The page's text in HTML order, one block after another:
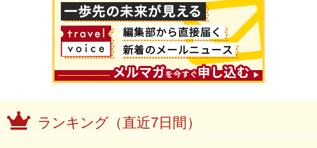
ランキング（直近7日間）